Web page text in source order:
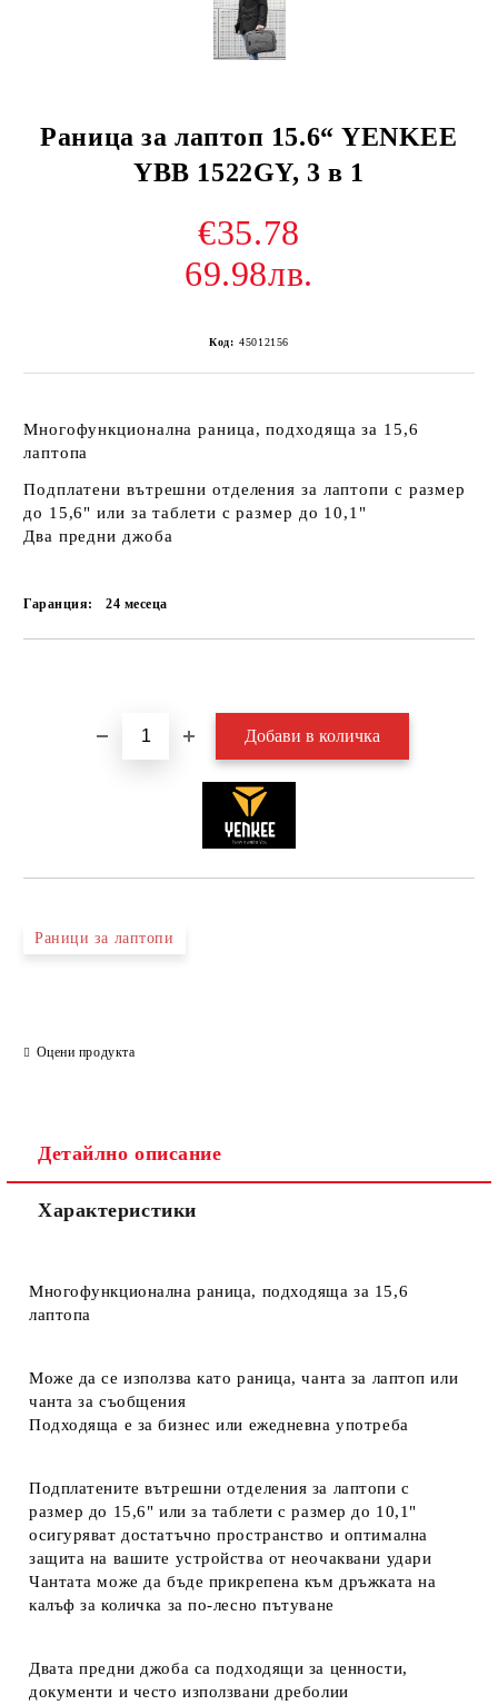
Раница за лаптоп 15.6“ YENKEE
YBB 1522GY, 3 в 1
€35.78
69.98лв.
Код: 45012156
Многофункционална раница, подходяща за 15,6
лаптопа
Подплатени вътрешни отделения за лаптопи с размер
до 15,6" или за таблети с размер до 10,1"
Два предни джоба
Гаранция: 24 месеца
Раници за лаптопи
Оцени продукта
Детайлно описание
Характеристики
Многофункционална раница, подходяща за 15,6
лаптопа
Може да се използва като раница, чанта за лаптоп или
чанта за съобщения
Подходяща е за бизнес или ежедневна употреба
Подплатените вътрешни отделения за лаптопи с
размер до 15,6" или за таблети с размер до 10,1"
осигуряват достатъчно пространство и оптимална
защита на вашите устройства от неочаквани удари
Чантата може да бъде прикрепена към дръжката на
калъф за количка за по-лесно пътуване
Двата предни джоба са подходящи за ценности,
документи и често използвани дреболии